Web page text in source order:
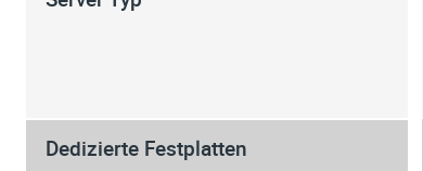
Dedizierte Festplatten